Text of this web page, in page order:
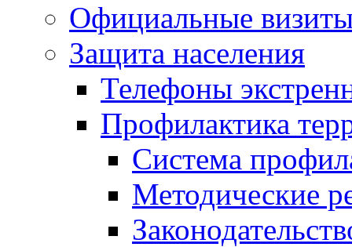
Официальные
Защита населения
Телефоны
Профилактика
Система
Методические